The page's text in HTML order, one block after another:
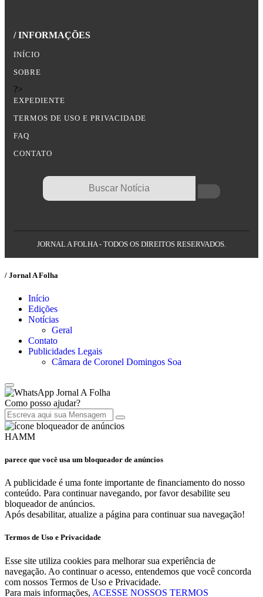
/ INFORMAÇÕES
INÍCIO
SOBRE
?>
EXPEDIENTE
TERMOS DE USO E PRIVACIDADE
FAQ
CONTATO
JORNAL A FOLHA - TODOS OS DIREITOS RESERVADOS.
/ Jornal A Folha
Início
Edições
Notícias
Geral
Contato
Publicidades Legais
Câmara de Coronel Domingos Soa
Jornal A Folha
Como posso ajudar?
HAMM
parece que você usa um bloqueador de anúncios
A publicidade é uma fonte importante de financiamento do nosso
conteúdo. Para continuar navegando, por favor desabilite seu
bloqueador de anúncios.
Após desabilitar, atualize a página para continuar sua navegação!
Termos de Uso e Privacidade
Esse site utiliza cookies para melhorar sua experiência de
navegação. Ao continuar o acesso, entendemos que você concorda
com nossos Termos de Uso e Privacidade.
Para mais informações, ACESSE NOSSOS TERMOS